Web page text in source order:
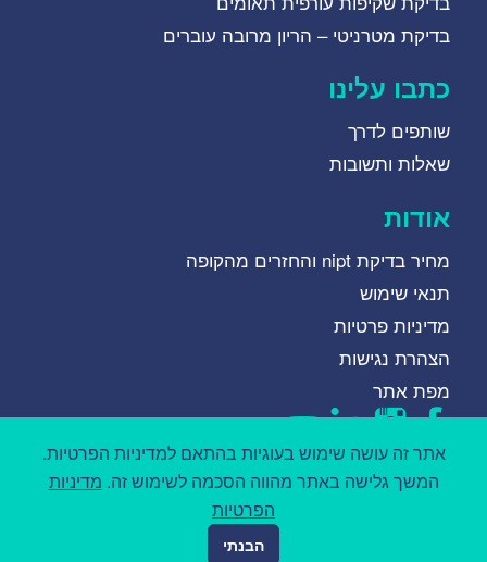
בדיקת מטרניטי – הריון מרובה עוברים
כתבו עלינו
שותפים לדרך
שאלות ותשובות
אודות
מחיר בדיקת nipt והחזרים מהקופה
תנאי שימוש
מדיניות פרטיות
הצהרת נגישות
מפת אתר
אתר זה עושה שימוש בעוגיות בהתאם למדיניות הפרטיות.
המשך גלישה באתר מהווה הסכמה לשימוש זה. מדיניות
הפרטיות
הבנתי